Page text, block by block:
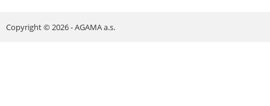
Copyright © 2026 - AGAMA a.s.